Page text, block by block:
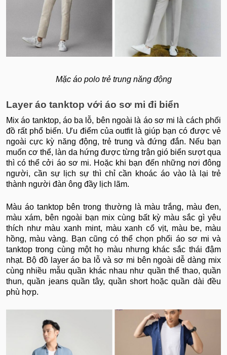
Mặc áo polo trẻ trung năng động
Layer áo tanktop với áo sơ mi đi biển
Mix áo tanktop, áo ba lỗ, bên ngoài là áo sơ mi là cách phối
đồ rất phổ biến. Ưu điểm của outfit là giúp bạn có được vẻ
ngoài cực kỳ năng động, trẻ trung và đứng đắn. Nếu bạn
muốn cơ thể, làn da hứng được từng trận gió biển sượt qua
thì có thể cởi áo sơ mi. Hoặc khi bạn đến những nơi đông
người, cần sự lịch sự thì chỉ cần khoác áo vào là lại trẻ
thành người đàn ông đầy lịch lãm.
Màu áo tanktop bên trong thường là màu trắng, màu đen,
màu xám, bên ngoài bạn mix cùng bất kỳ màu sắc gì yêu
thích như màu xanh mint, màu xanh cổ vịt, màu be, màu
hồng, màu vàng. Bạn cũng có thể chọn phối áo sơ mi và
tanktop trong cùng một họ màu nhưng khác sắc thái đậm
nhạt. Bộ đồ layer áo ba lỗ và sơ mi bên ngoài dễ dàng mix
cùng nhiều mẫu quần khác nhau như quần thể thao, quần
thun, quần jeans quần tây, quần short hoặc quần dài đều
phù hợp.